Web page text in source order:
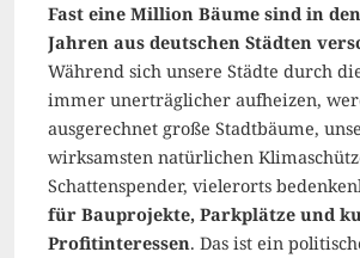
Fast eine Million Bäume sind in
Jahren aus deutschen Städten
Während sich unsere Städte durch
immer unerträglicher aufheizen,
ausgerechnet große Stadtbäume,
wirksamsten natürlichen
Schattenspender, vielerorts
für Bauprojekte, Parkplätze und
Profitinteressen. Das ist ein